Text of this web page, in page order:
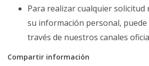
Para realizar cualquier solicitud
su información personal,
través de nuestros canales
Compartir información